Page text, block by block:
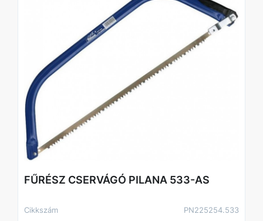
FŰRÉSZ CSERVÁGÓ PILANA 533-AS
Cikkszám PN225254.533